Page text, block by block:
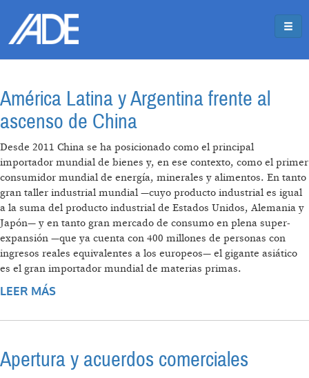
América Latina y Argentina frente al
ascenso de China
Desde 2011 China se ha posicionado como el principal
importador mundial de bienes y, en ese contexto, como el primer
consumidor mundial de energía, minerales y alimentos. En tanto
gran taller industrial mundial —cuyo producto industrial es igual
a la suma del producto industrial de Estados Unidos, Alemania y
Japón— y en tanto gran mercado de consumo en plena super-
expansión —que ya cuenta con 400 millones de personas con
ingresos reales equivalentes a los europeos— el gigante asiático
es el gran importador mundial de materias primas.
LEER MÁS
Apertura y acuerdos comerciales